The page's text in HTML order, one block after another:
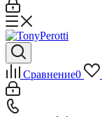
Сравнение0